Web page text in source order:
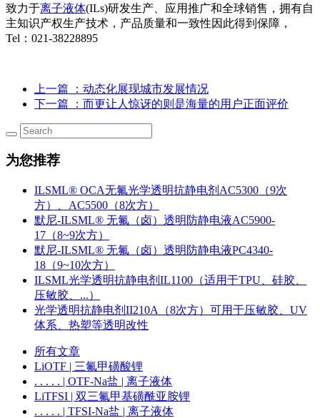
致力于离子液体(ILs)研发生产、应用推广和全球销售，拥有自
主知识产权生产技术，产品质量和一致性因此得到保障，
Tel：021-38228895
上一篇
：动态化展现城市发展情况
下一篇
：而更让人惊讶的则是海量的用户正面评价
为您推荐
ILSML® OCA无氟光学透明抗静电剂AC5300（9次
方）、AC5500（8次方）
默尼-ILSML® 无氟（卤）透明防静电液AC5900-
17（8~9次方）
默尼-ILSML® 无氟（卤）透明防静电液PC4340-
18（9~10次方）
ILSML光学透明抗静电剂IL1100（适用于TPU、硅胶、
压敏胶、...）
光学透明抗静电剂II210A（8次方）可用于压敏胶、UV
体系、热塑等透明改性
所有文章
LiOTF | 三氟甲磺酸锂
. . . . . | OTF-Na盐 | 离子液体
LiTFSI | 双三氟甲基磺酰亚胺锂
. . . . . | TFSI-Na盐 | 离子液体